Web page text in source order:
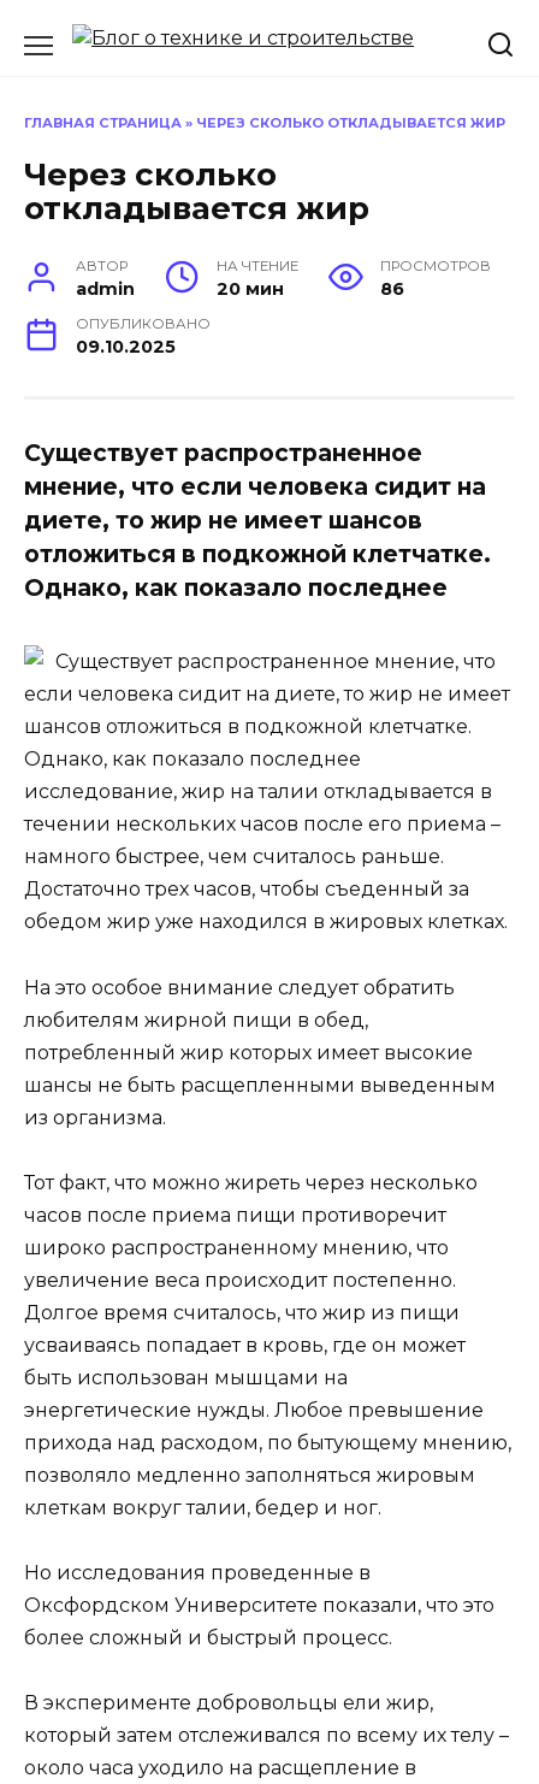
ГЛАВНАЯ СТРАНИЦА » ЧЕРЕЗ СКОЛЬКО ОТКЛАДЫВАЕТСЯ ЖИР
Через сколько
откладывается жир
АВТОР
admin
НА ЧТЕНИЕ
20 мин
ПРОСМОТРОВ
86
ОПУБЛИКОВАНО
09.10.2025
Существует распространенное
мнение, что если человека сидит на
диете, то жир не имеет шансов
отложиться в подкожной клетчатке.
Однако, как показало последнее
Существует распространенное мнение, что
если человека сидит на диете, то жир не имеет
шансов отложиться в подкожной клетчатке.
Однако, как показало последнее
исследование, жир на талии откладывается в
течении нескольких часов после его приема –
намного быстрее, чем считалось раньше.
Достаточно трех часов, чтобы съеденный за
обедом жир уже находился в жировых клетках.
На это особое внимание следует обратить
любителям жирной пищи в обед,
потребленный жир которых имеет высокие
шансы не быть расщепленными выведенным
из организма.
Тот факт, что можно жиреть через несколько
часов после приема пищи противоречит
широко распространенному мнению, что
увеличение веса происходит постепенно.
Долгое время считалось, что жир из пищи
усваиваясь попадает в кровь, где он может
быть использован мышцами на
энергетические нужды. Любое превышение
прихода над расходом, по бытующему мнению,
позволяло медленно заполняться жировым
клеткам вокруг талии, бедер и ног.
Но исследования проведенные в
Оксфордском Университете показали, что это
более сложный и быстрый процесс.
В эксперименте добровольцы ели жир,
который затем отслеживался по всему их телу –
около часа уходило на расщепление в